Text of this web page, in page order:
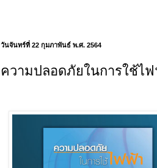
วันจันทร์ที่ 22 กุมภาพันธ์ พ.ศ. 2564
ความปลอดภัยในการใช้ไ